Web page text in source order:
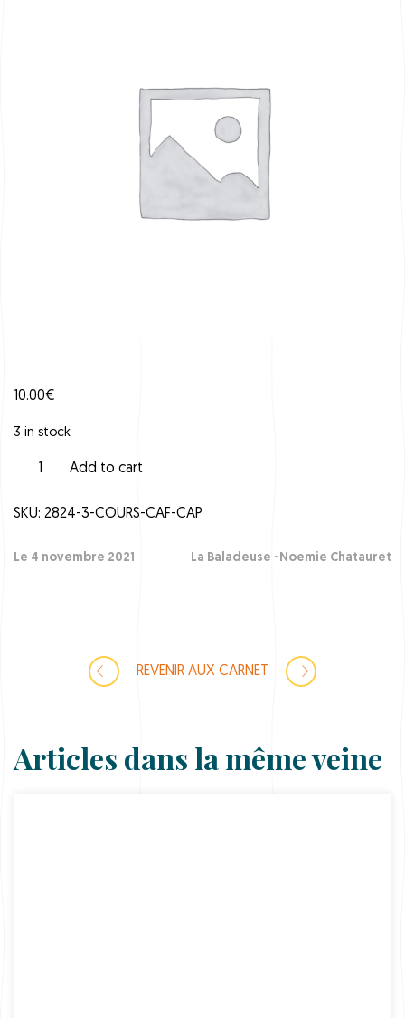
10.00€
3 in stock
r
C
A
y
Add to cart
SKU: 2824-3-COURS-CAF-CAP
Le 4 novembre 2021 La Baladeuse -Noemie Chatauret
REVENIR AUX CARNET
Articles dans la même veine